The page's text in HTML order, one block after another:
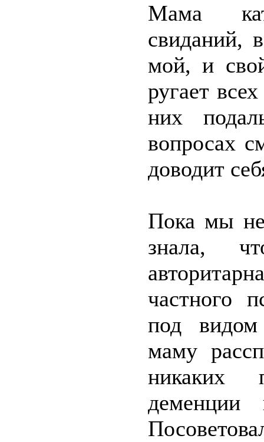
Мама
свиданий,
мой, и
ругает
них
вопросах
доводит
Пока мы
знала,
частного
под видом
маму
никаких